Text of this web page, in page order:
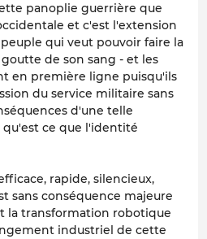
panoplie guerrière que
et c'est l'extension
qui veut pouvoir faire la
de son sang - et les
en première ligne puisqu'ils
du service militaire sans
d'une telle
ce que l'identité
rapide, silencieux,
sans conséquence majeure
la transformation robotique
industriel de cette